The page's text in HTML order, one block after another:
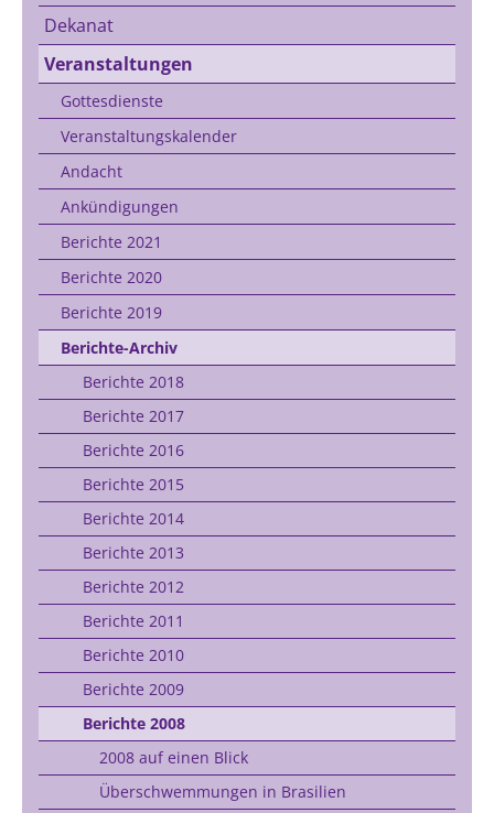
Dekanat
Veranstaltungen
Gottesdienste
Veranstaltungskalender
Andacht
Ankündigungen
Berichte 2021
Berichte 2020
Berichte 2019
Berichte-Archiv
Berichte 2018
Berichte 2017
Berichte 2016
Berichte 2015
Berichte 2014
Berichte 2013
Berichte 2012
Berichte 2011
Berichte 2010
Berichte 2009
Berichte 2008
2008 auf einen Blick
Überschwemmungen in Brasilien